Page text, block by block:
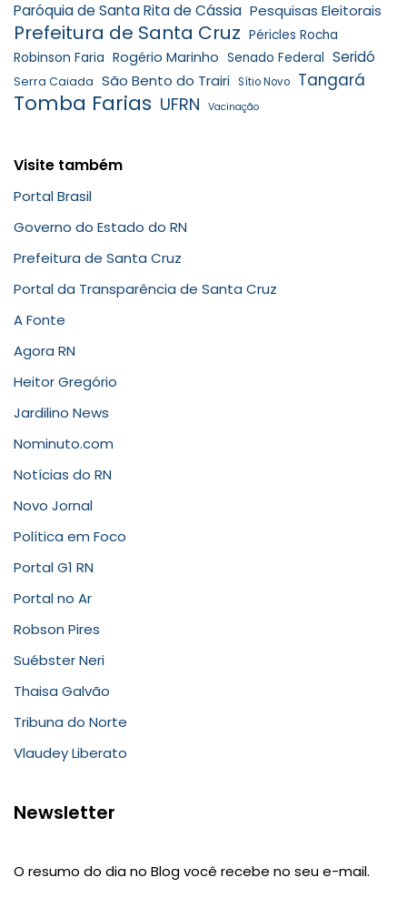
Paróquia de Santa Rita de Cássia Pesquisas Eleitorais
Prefeitura de Santa Cruz Péricles Rocha
Robinson Faria Rogério Marinho Senado Federal Seridó
Serra Caiada São Bento do Trairi Sítio Novo Tangará
Tomba Farias UFRN Vacinação
Visite também
Portal Brasil
Governo do Estado do RN
Prefeitura de Santa Cruz
Portal da Transparência de Santa Cruz
A Fonte
Agora RN
Heitor Gregório
Jardilino News
Nominuto.com
Notícias do RN
Novo Jornal
Política em Foco
Portal G1 RN
Portal no Ar
Robson Pires
Suébster Neri
Thaisa Galvão
Tribuna do Norte
Vlaudey Liberato
Newsletter
O resumo do dia no Blog você recebe no seu e-mail.